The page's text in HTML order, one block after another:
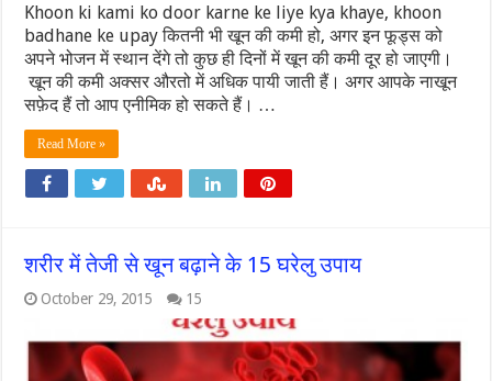
Khoon ki kami ko door karne ke liye kya khaye, khoon
badhane ke upay कितनी भी खून की कमी हो, अगर इन फूड्स को
अपने भोजन में स्थान देंगे तो कुछ ही दिनों में खून की कमी दूर हो जाएगी।
खून की कमी अक्सर औरतो में अधिक पायी जाती हैं। अगर आपके नाखून
सफ़ेद हैं तो आप एनीमिक हो सकते हैं। …
Read More »
शरीर में तेजी से खून बढ़ाने के 15 घरेलु उपाय
October 29, 2015 15